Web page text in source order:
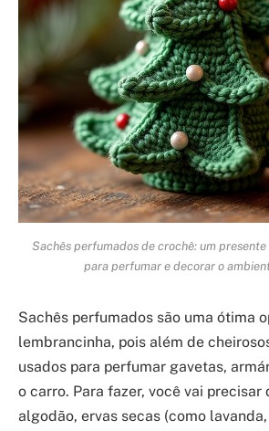
Sachês perfumados de crochê: um
para perfumar e decorar o
Sachês perfumados são uma ótima
lembrancinha, pois além de
usados para perfumar gavetas,
o carro. Para fazer, você vai precisar
algodão, ervas secas (como